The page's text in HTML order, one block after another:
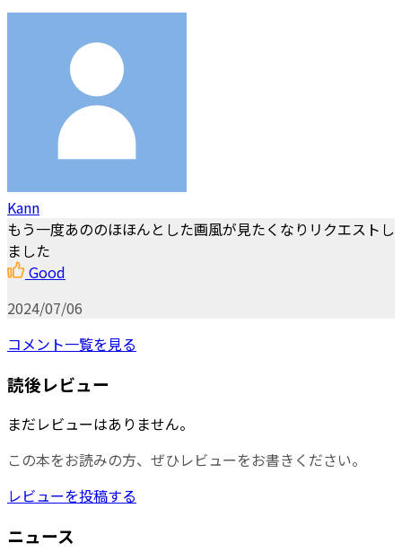
Kann
もう一度あののほほんとした画風が見たくなりリクエストし
ました
Good
2024/07/06
コメント一覧を見る
読後レビュー
まだレビューはありません。
この本をお読みの方、ぜひレビューをお書きください。
レビューを投稿する
ニュース